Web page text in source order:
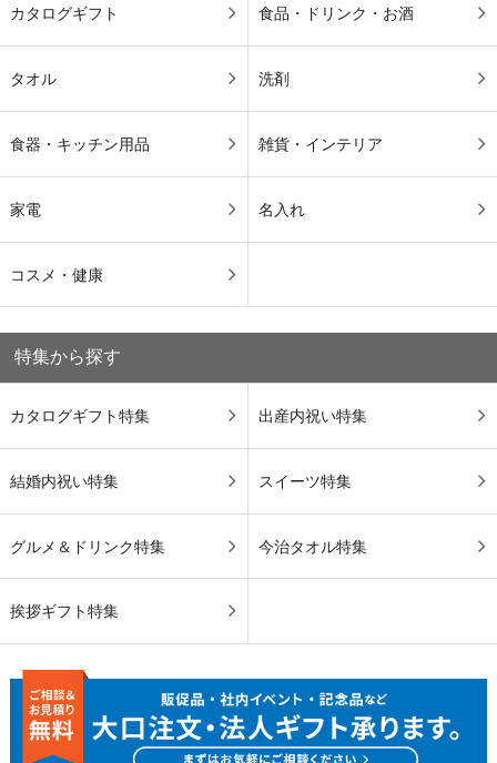
カタログギフト 食品・ドリンク・お酒
タオル 洗剤
食器・キッチン用品 雑貨・インテリア
家電 名入れ
コスメ・健康
特集から探す
カタログギフト特集 出産内祝い特集
結婚内祝い特集 スイーツ特集
グルメ＆ドリンク特集 今治タオル特集
挨拶ギフト特集